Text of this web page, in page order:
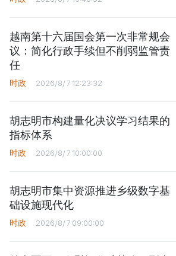
越南第十六届国会第一次非常规会
议：简化行政手续但不削弱监管责
任
时政 2026/8/7 12:23:32
胡志明市构建量化决议学习结果的
指标体系
时政 2026/8/7 10:00:00
胡志明市集中资源推进乡级数字基
础设施现代化
时政 2026/8/7 09:00:00